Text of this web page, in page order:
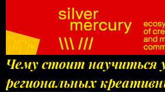
Чему стоит научиться
региональных